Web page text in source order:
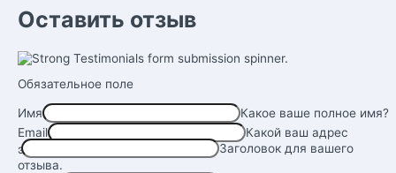
Оставить отзыв
Обязательное поле
Имя
Какое ваше полное имя?
Email
Какой ваш адрес
электронной почты?
Заголовок для вашего
отзыва.